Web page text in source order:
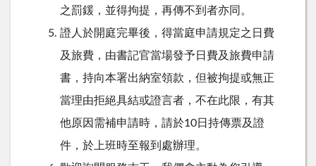
之罰鍰，並得拘提，再傳不到者亦同。
證人於開庭完畢後，得當庭申請規定之日費
及旅費，由書記官當場發予日費及旅費申請
書，持向本署出納室領款，但被拘提或無正
當理由拒絕具結或證言者，不在此限，有其
他原因需補申請時，請於10日持傳票及證
件，於上班時至報到處辦理。